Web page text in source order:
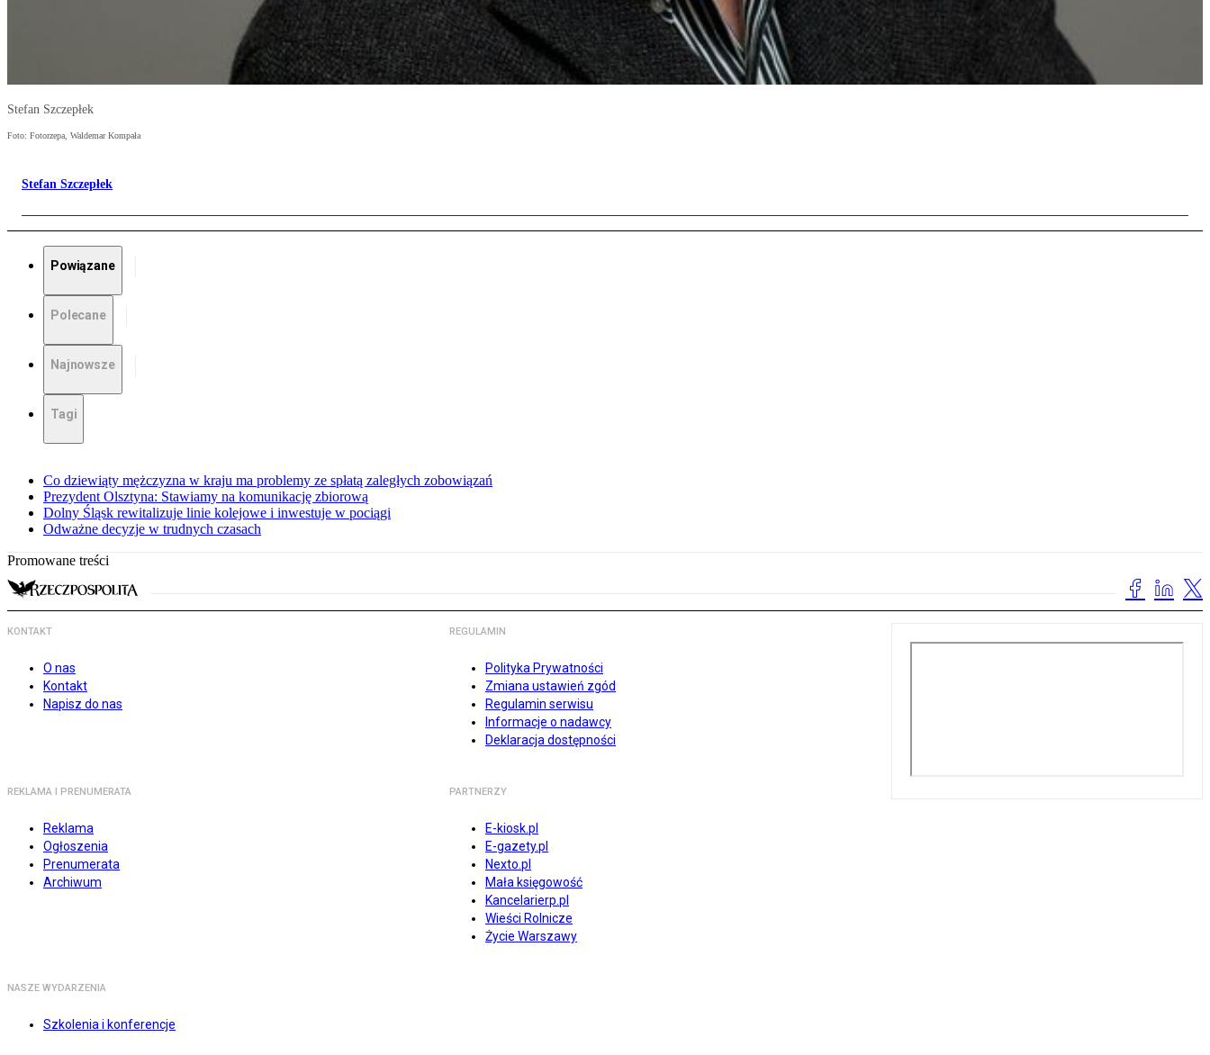
Stefan Szczepłek
Foto: Fotorzepa, Waldemar Kompała
Stefan Szczepłek
Powiązane
Polecane
Najnowsze
Tagi
Co dziewiąty mężczyzna w kraju ma problemy ze spłatą zaległych zobowiązań
Prezydent Olsztyna: Stawiamy na komunikację zbiorową
Dolny Śląsk rewitalizuje linie kolejowe i inwestuje w pociągi
Odważne decyzje w trudnych czasach
Promowane treści
KONTAKT
O nas
Kontakt
Napisz do nas
REGULAMIN
Polityka Prywatności
Zmiana ustawień zgód
Regulamin serwisu
Informacje o nadawcy
Deklaracja dostępności
REKLAMA I PRENUMERATA
Reklama
Ogłoszenia
Prenumerata
Archiwum
PARTNERZY
E-kiosk.pl
E-gazety.pl
Nexto.pl
Mała księgowość
Kancelarierp.pl
Wieści Rolnicze
Życie Warszawy
NASZE WYDARZENIA
Szkolenia i konferencje